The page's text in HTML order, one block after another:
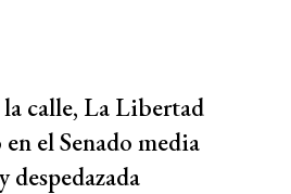
calle, La Libertad
el Senado media
despedazada